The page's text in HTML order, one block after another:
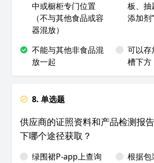
中或橱柜专门位置
（不与其他食品或容
器混放）
板、抽
添加剂
不能与其他非食品混
放一起
可以存
槽下方
8. 单选题
供应商的证照资料和产品检测报
下哪个途径获取？
绿围裙P-app上查询
根据包